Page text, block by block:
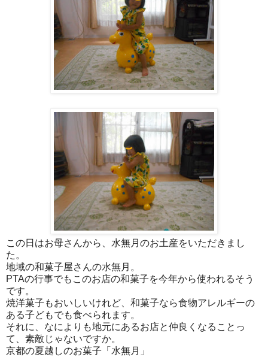
この日はお母さんから、水無月のお土産をいただきまし
た。
地域の和菓子屋さんの水無月。
PTAの行事でもこのお店の和菓子を今年から使われるそう
です。
焼洋菓子もおいしいけれど、和菓子なら食物アレルギーの
ある子どもでも食べられます。
それに、なによりも地元にあるお店と仲良くなることっ
て、素敵じゃないですか。
京都の夏越しのお菓子「水無月」